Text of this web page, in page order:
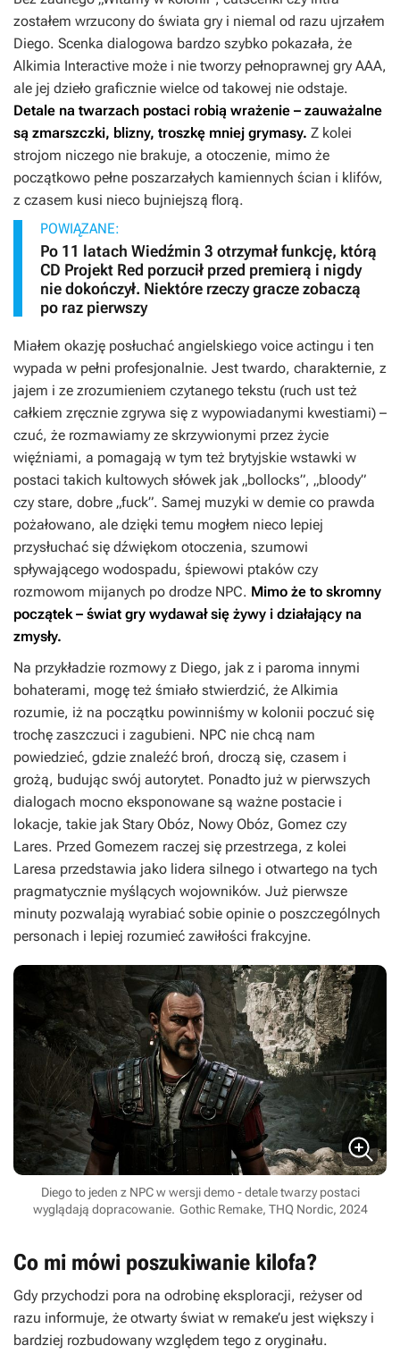
zostałem wrzucony do świata gry i niemal od razu ujrzałem
Diego. Scenka dialogowa bardzo szybko pokazała, że
Alkimia Interactive może i nie tworzy pełnoprawnej gry AAA,
ale jej dzieło graficznie wielce od takowej nie odstaje.
Detale na twarzach postaci robią wrażenie – zauważalne
są zmarszczki, blizny, troszkę mniej grymasy. Z kolei
strojom niczego nie brakuje, a otoczenie, mimo że
początkowo pełne poszarzałych kamiennych ścian i klifów,
z czasem kusi nieco bujniejszą florą.
POWIĄZANE:
Po 11 latach Wiedźmin 3 otrzymał funkcję, którą
CD Projekt Red porzucił przed premierą i nigdy
nie dokończył. Niektóre rzeczy gracze zobaczą
po raz pierwszy
Miałem okazję posłuchać angielskiego voice actingu i ten
wypada w pełni profesjonalnie. Jest twardo, charakternie, z
jajem i ze zrozumieniem czytanego tekstu (ruch ust też
całkiem zręcznie zgrywa się z wypowiadanymi kwestiami) –
czuć, że rozmawiamy ze skrzywionymi przez życie
więźniami, a pomagają w tym też brytyjskie wstawki w
postaci takich kultowych słówek jak „bollocks”, „bloody”
czy stare, dobre „fuck”. Samej muzyki w demie co prawda
pożałowano, ale dzięki temu mogłem nieco lepiej
przysłuchać się dźwiękom otoczenia, szumowi
spływającego wodospadu, śpiewowi ptaków czy
rozmowom mijanych po drodze NPC. Mimo że to skromny
początek – świat gry wydawał się żywy i działający na
zmysły.
Na przykładzie rozmowy z Diego, jak z i paroma innymi
bohaterami, mogę też śmiało stwierdzić, że Alkimia
rozumie, iż na początku powinniśmy w kolonii poczuć się
trochę zaszczuci i zagubieni. NPC nie chcą nam
powiedzieć, gdzie znaleźć broń, droczą się, czasem i
grożą, budując swój autorytet. Ponadto już w pierwszych
dialogach mocno eksponowane są ważne postacie i
lokacje, takie jak Stary Obóz, Nowy Obóz, Gomez czy
Lares. Przed Gomezem raczej się przestrzega, z kolei
Laresa przedstawia jako lidera silnego i otwartego na tych
pragmatycznie myślących wojowników. Już pierwsze
minuty pozwalają wyrabiać sobie opinie o poszczególnych
personach i lepiej rozumieć zawiłości frakcyjne.
Diego to jeden z NPC w wersji demo - detale twarzy postaci
wyglądają dopracowanie. Gothic Remake, THQ Nordic, 2024
Co mi mówi poszukiwanie kilofa?
Gdy przychodzi pora na odrobinę eksploracji, reżyser od
razu informuje, że otwarty świat w remake’u jest większy i
bardziej rozbudowany względem tego z oryginału.